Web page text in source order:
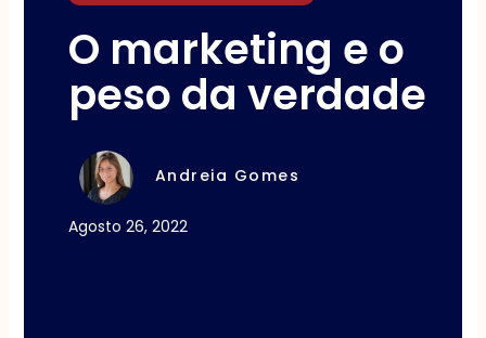
O marketing e o
peso da verdade
Andreia Gomes
Agosto 26, 2022